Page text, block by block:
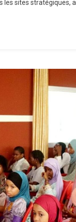
les sites stratégiques,